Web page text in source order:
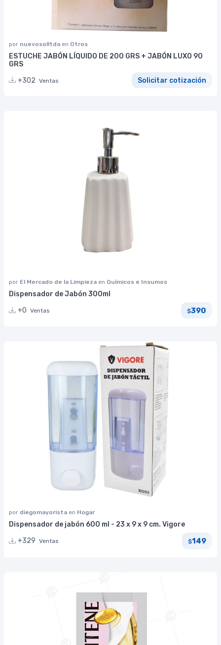
por nuevosolltda en Otros
ESTUCHE JABÓN LÍQUIDO DE 200 GRS + JABÓN LUXO 90
GRS
+302 Ventas Solicitar cotización
por El Mercado de la Limpieza en Químicos e Insumos
Dispensador de Jabón 300ml
+0 Ventas $390
por diegomayorista en Hogar
Dispensador de jabón 600 ml - 23 x 9 x 9 cm. Vigore
+329 Ventas $149